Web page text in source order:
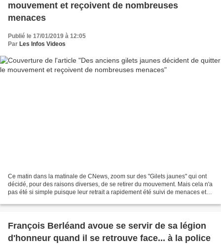
mouvement et reçoivent de nombreuses
menaces
Publié le 17/01/2019 à 12:05
Par Les Infos Videos
Ce matin dans la matinale de CNews, zoom sur des "Gilets jaunes" qui ont
décidé, pour des raisons diverses, de se retirer du mouvement. Mais cela n'a
pas été si simple puisque leur retrait a rapidement été suivi de menaces et
François Berléand avoue se servir de sa légion
d'honneur quand il se retrouve face... à la police